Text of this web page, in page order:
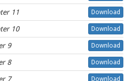
11 Download
10 Download
9 Download
8 Download
7 Download